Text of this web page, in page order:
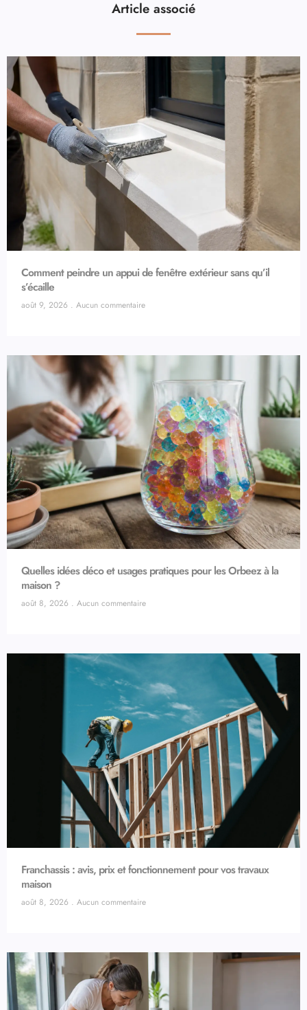
Article associé
Comment peindre un appui de fenêtre extérieur sans qu’il
s’écaille
août 9, 2026 Aucun commentaire
Quelles idées déco et usages pratiques pour les Orbeez à la
maison ?
août 8, 2026 Aucun commentaire
Franchassis : avis, prix et fonctionnement pour vos travaux
maison
août 8, 2026 Aucun commentaire